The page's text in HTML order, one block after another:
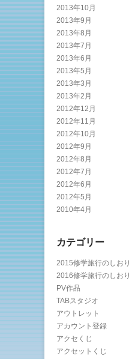
2013年10月
2013年9月
2013年8月
2013年7月
2013年6月
2013年5月
2013年3月
2013年2月
2012年12月
2012年11月
2012年10月
2012年9月
2012年8月
2012年7月
2012年6月
2012年5月
2010年4月
カテゴリー
2015修学旅行のしおり
2016修学旅行のしおり
PV作品
TABスタジオ
アウトレット
アカウント登録
アクセくじ
アクセットくじ